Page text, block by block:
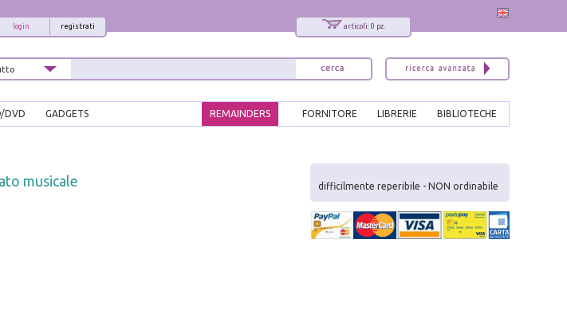
articoli: 0 pz.
registrati
login
DVD GADGETS BIBLIOTECHE
LIBRERIE
FORNITORE
REMAINDERS
musicale difficilmente reperibile - NON ordinabile
x
Interessato ai nostri libri?
Allora iscriviti alla nostra newsletter!
Sarai informato delle nostre novità, potrai
comunque cancellarti quando desideri.